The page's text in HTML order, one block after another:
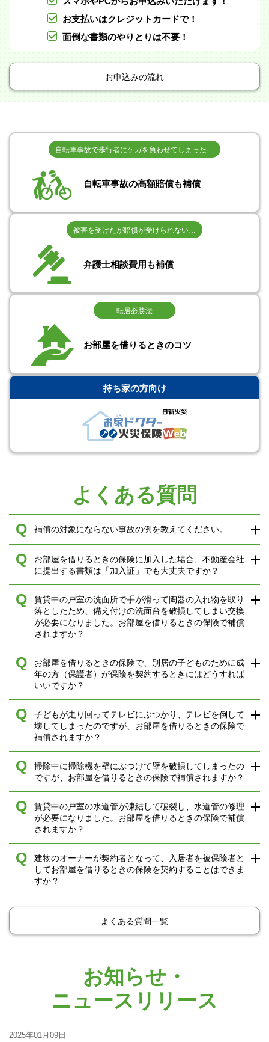
お支払いはクレジットカードで！
面倒な書類のやりとりは不要！
お申込みの流れ
自転車事故で歩行者にケガを負わせてしまった…
自転車事故の高額賠償も補償
被害を受けたが賠償が受けられない…
弁護士相談費用も補償
転居必勝法
お部屋を借りるときのコツ
持ち家の方向け
よくある質問
Q 補償の対象にならない事故の例を教えてください。
Q
お部屋を借りるときの保険に加入した場合、不動産会社
に提出する書類は「加入証」でも大丈夫ですか？
Q
賃貸中の戸室の洗面所で手が滑って陶器の入れ物を取り
落としたため、備え付けの洗面台を破損してしまい交換
が必要になりました。お部屋を借りるときの保険で補償
されますか？
Q
お部屋を借りるときの保険で、別居の子どものために成
年の方（保護者）が保険を契約するときにはどうすれば
いいですか？
Q
子どもが走り回ってテレビにぶつかり、テレビを倒して
壊してしまったのですが、お部屋を借りるときの保険で
補償されますか？
Q
掃除中に掃除機を壁にぶつけて壁を破損してしまったの
ですが、お部屋を借りるときの保険で補償されますか？
Q
賃貸中の戸室の水道管が凍結して破裂し、水道管の修理
が必要になりました。お部屋を借りるときの保険で補償
されますか？
Q
建物のオーナーが契約者となって、入居者を被保険者と
してお部屋を借りるときの保険を契約することはできま
すか？
よくある質問一覧
お知らせ・
ニュースリリース
2025年01月09日